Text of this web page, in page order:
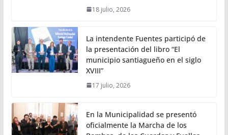
18 julio, 2026
La intendente Fuentes participó de
la presentación del libro “El
municipio santiagueño en el siglo
XVIII”
17 julio, 2026
En la Municipalidad se presentó
oficialmente la Marcha de los